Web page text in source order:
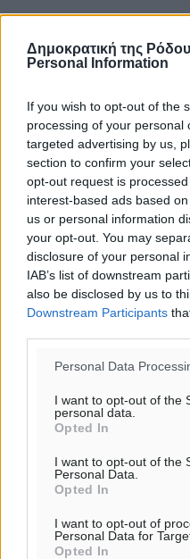
Δημοκρατική της
Personal Information
If you wish to opt-out of the
processing of your personal
targeted advertising by us,
section to confirm your
opt-out request is
interest-based ads based
us or personal information
your opt-out. You may
disclosure of your personal
IAB’s list of downstream
also be disclosed by us to
Downstream Participants
Personal Data
I want to opt-out of the
personal data.
Opted In
I want to opt-out of the
Personal Data.
Opted In
I want to opt-out of
Personal Data for
Opted In
1 82994 2012 31
2 82974 2012 32
13:57:00
3 83059 2013 30 ΝΟΒΑ
15:12:00
ΠΑΜΠΑΙΔΕΣ
1 20113 2012 20
11:54:00
13:14:00
3 19633 2012 36
13:22:00
4 21255 2013 47
13:54:00
ΠΑΙΔΕΣ